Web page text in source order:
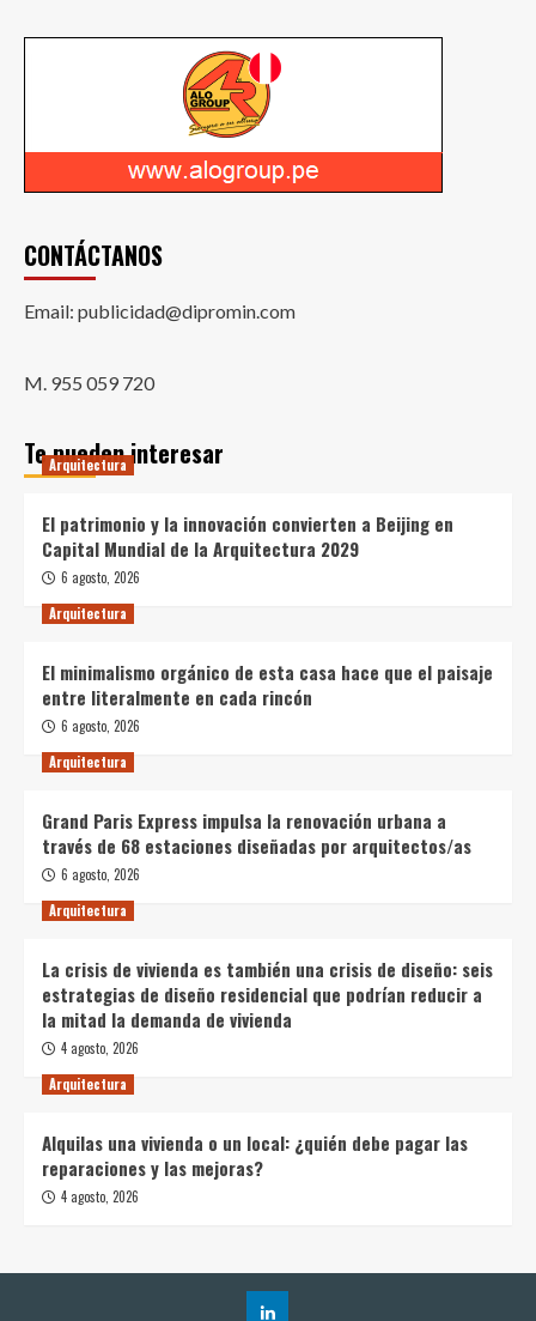
CONTÁCTANOS
Email: publicidad@dipromin.com
M. 955 059 720
Te pueden interesar
Arquitectura
El patrimonio y la innovación convierten a Beijing en
Capital Mundial de la Arquitectura 2029
6 agosto, 2026
Arquitectura
El minimalismo orgánico de esta casa hace que el paisaje
entre literalmente en cada rincón
6 agosto, 2026
Arquitectura
Grand Paris Express impulsa la renovación urbana a
través de 68 estaciones diseñadas por arquitectos/as
6 agosto, 2026
Arquitectura
La crisis de vivienda es también una crisis de diseño: seis
estrategias de diseño residencial que podrían reducir a
la mitad la demanda de vivienda
4 agosto, 2026
Arquitectura
Alquilas una vivienda o un local: ¿quién debe pagar las
reparaciones y las mejoras?
4 agosto, 2026